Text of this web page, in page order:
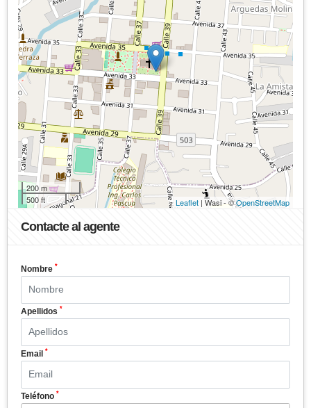
200 m
500 ft
Leaflet | Wasi - ©OpenStreetMap
Contacte al agente
Nombre *
Apellidos *
Email *
Teléfono *